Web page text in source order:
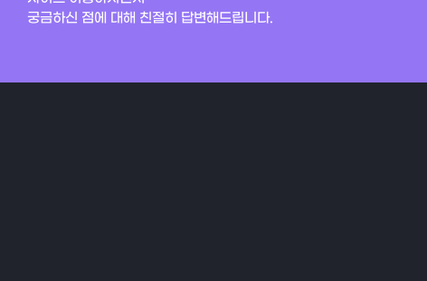
궁금하신 점에 대해 친절히 답변해드립니다.